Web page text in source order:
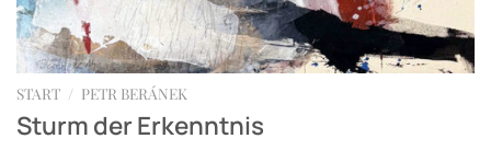
START / PETR BERÁNEK
Sturm der Erkenntnis